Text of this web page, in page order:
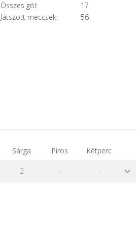
Összes gól:
17
Játszott meccsek:
56
Sárga Piros
Kétperc
2 - -